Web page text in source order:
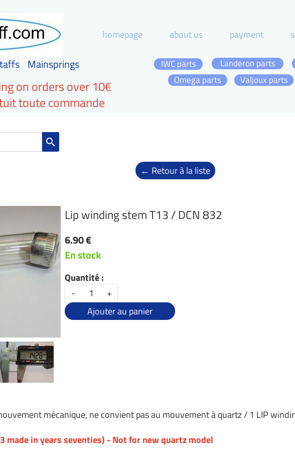
homepage about us payment
Mainsprings
Omega parts
IWC parts
Landeron parts
Valjoux parts
on orders over 10€
toute commande
search
← Retour à la liste
Lip winding stem T13 / DCN 832
6.90 €
En stock
Quantité :
-
+
Ajouter au panier
mécanique, ne convient pas au mouvement à quartz / 1 LIP
made in years seventies) - Not for new quartz model